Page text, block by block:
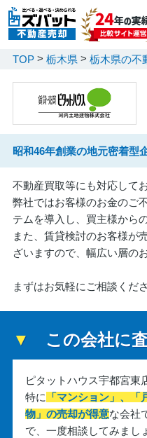
TOP 栃木県 栃木県の不
昭和46年創業の地元密着型
不動産買取等にも対応して
弊社ではお客様のお金のご
テムを導入し、買主様から
また、賃貸検討のお客様が
ざいますので、幅広い層の
まずはお気軽にご相談くだ
この会社に
ピタットハウス宇都宮東
特に
「マンション」、
物」の売却が得意な会社
で、一度相談してみまし